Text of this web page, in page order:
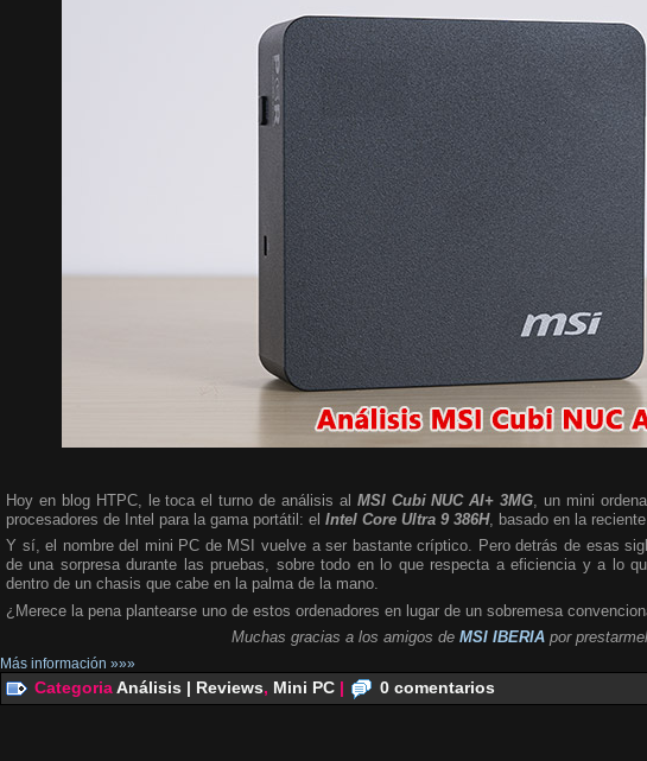
Hoy en blog HTPC, le toca el turno de análisis al MSI Cubi NUC AI+ 3MG , un mini
procesadores de Intel para la gama portátil: el Intel Core Ultra 9 386H, basado en la
Y sí, el nombre del mini PC de MSI vuelve a ser bastante críptico. Pero detrás de esas
de una sorpresa durante las pruebas, sobre todo en lo que respecta a eficiencia y a lo
dentro de un chasis que cabe en la palma de la mano.
¿Merece la pena plantearse uno de estos ordenadores en lugar de un sobremesa
Muchas gracias a los amigos de MSI IBERIA por
Más información »»»
CategoriaAnálisis | Reviews, Mini PC | 0 comentarios